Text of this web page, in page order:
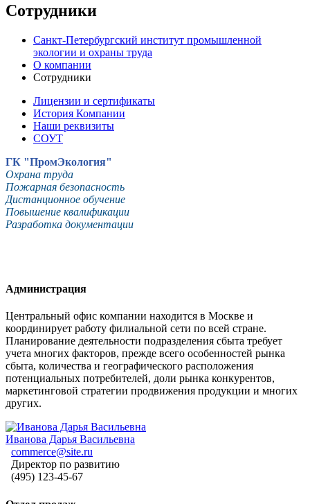
Сотрудники
Санкт-Петербургский институт промышленной
экологии и охраны труда
О компании
Сотрудники
Лицензии и сертификаты
История Компании
Наши реквизиты
СОУТ
ГК "ПромЭкология"
Охрана труда
Пожарная безопасность
Дистанционное обучение
Повышение квалификации
Разработка документации
Администрация
Центральный офис компании находится в Москве и
координирует работу филиальной сети по всей стране.
Планирование деятельности подразделения сбыта требует
учета многих факторов, прежде всего особенностей рынка
сбыта, количества и географического расположения
потенциальных потребителей, доли рынка конкурентов,
маркетинговой стратегии продвижения продукции и многих
других.
Иванова Дарья Васильевна
commerce@site.ru
Директор по развитию
(495) 123-45-67